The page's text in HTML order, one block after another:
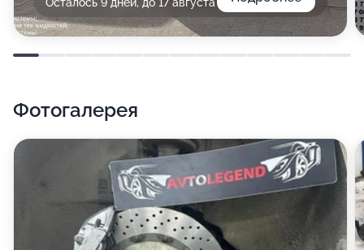
Фотогалерея